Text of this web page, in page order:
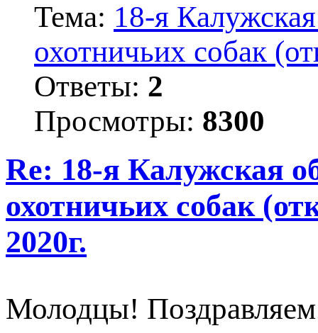
Тема: 18-я
охотничьих собак
Ответы: 2
Просмотры: 8300
Re: 18-я Калужская
охотничьих собак
2020г.
Молодцы!